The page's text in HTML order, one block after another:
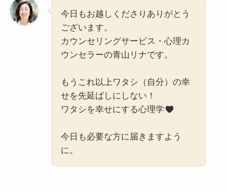
今日もお越しくださりありがとう
ございます。
カウンセリングサービス・心理カ
ウンセラーの青山リナです。
もうこれ以上ワタシ（自分）の幸
せを先延ばしにしない！
ワタシを幸せにする心理学
今日も必要な方に届きますよう
に。